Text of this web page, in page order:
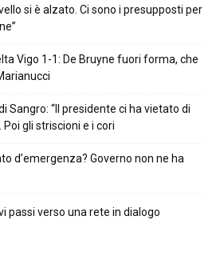
si è alzato. Ci sono i presupposti per
Vigo 1-1: De Bruyne fuori forma, che
Sangro: “Il presidente ci ha vietato di
gli striscioni e i cori
d’emergenza? Governo non ne ha
passi verso una rete in dialogo